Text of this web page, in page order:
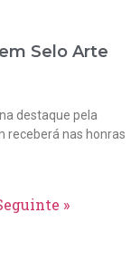
Selo Arte
destaque pela
receberá nas honras
»